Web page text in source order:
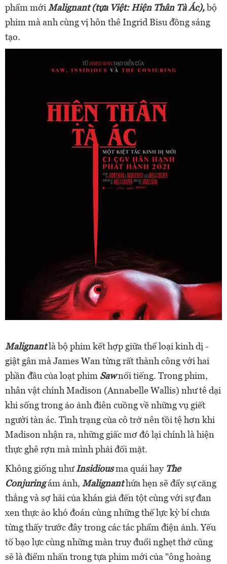
phẩm mới Malignant (tựa Việt: Hiện Thân Tà Ác),bộ
phim mà anh cùng vị hôn thê Ingrid Bisu đồng sáng
tạo.
Malignantlà bộ phim kết hợp giữa thể loại kinh dị -
giật gân mà James Wan từng rất thành công với hai
phần đầu của loạt phim Sawnổi tiếng. Trong phim,
nhân vật chính Madison (Annabelle Wallis) như tê dại
khi sống trong ảo ảnh điên cuồng về những vụ giết
người tàn ác. Tình trạng của cô trở nên tồi tệ hơn khi
Madison nhận ra, những giấc mơ đó lại chính là hiện
thực ghê rợn mà mình phải đối mặt.
Không giống nhưInsidiousma quái hay The
Conjuringám ảnh, Malignanthứa hẹn sẽ đẩy sự căng
thẳng và sợ hãi của khán giả đến tột cùng với sự đan
xen thực ảo khó đoán cùng những thế lực kỳ bí chưa
từng thấy trước đây trong các tác phẩm điện ảnh. Yếu
tố bạo lực cùng những màn truy đuổi nghẹt thở cũng
sẽ là điểm nhấn trong tựa phim mới của "ông hoàng